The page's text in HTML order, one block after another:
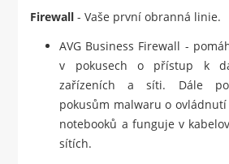
Firewall - Vaše první obranná linie.
AVG Business Firewall -
v pokusech o přístup k
zařízeních a síti. Dále
pokusům malwaru o
notebooků a funguje v
sítích.